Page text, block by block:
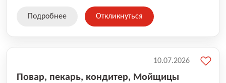
Подробнее Откликнуться
Повар, пекарь, кондитер, Мойщицы
10.07.2026